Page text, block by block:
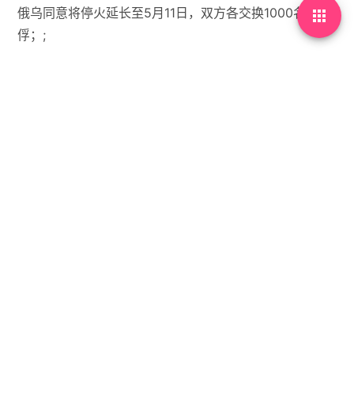
俄乌同意将停火延长至5月11日，双方各交换1000名战
俘；;
